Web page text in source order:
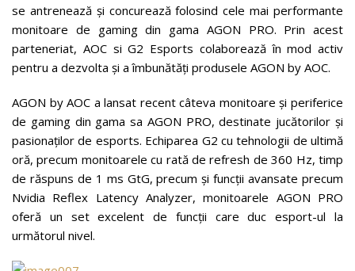
se antrenează și concurează folosind cele mai performante
monitoare de gaming din gama AGON PRO. Prin acest
parteneriat, AOC si G2 Esports colaborează în mod activ
pentru a dezvolta și a îmbunătăți produsele AGON by AOC.
AGON by AOC a lansat recent câteva monitoare și periferice
de gaming din gama sa AGON PRO, destinate jucătorilor și
pasionaților de esports. Echiparea G2 cu tehnologii de ultimă
oră, precum monitoarele cu rată de refresh de 360 Hz, timp
de răspuns de 1 ms GtG, precum și funcții avansate precum
Nvidia Reflex Latency Analyzer, monitoarele AGON PRO
oferă un set excelent de funcții care duc esport-ul la
următorul nivel.